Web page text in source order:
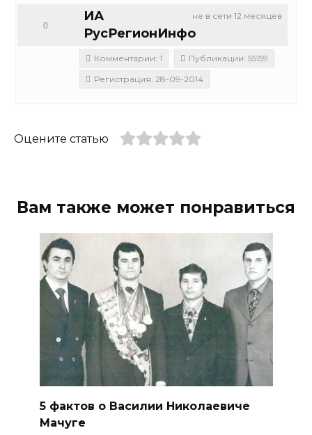
не в сети 12 месяцев
ИА
РусРегионИнфо
0
Комментарии: 1
Публикации: 55159
Регистрация: 28-09-2014
Оцените статью
Вам также может понравиться
5 фактов о Василии Николаевиче
Мачуге